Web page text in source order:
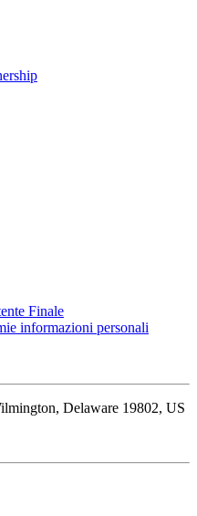
Finale
informazioni personali
Delaware 19802, US